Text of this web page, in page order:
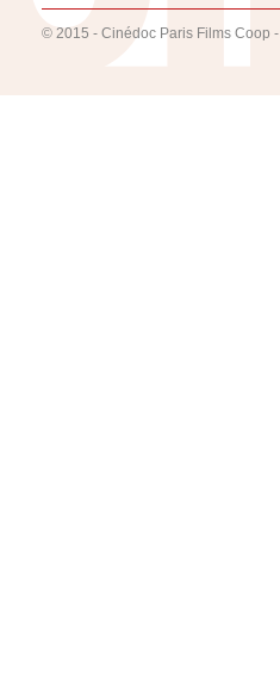
© 2015 - Cinédoc Paris Films Coop -